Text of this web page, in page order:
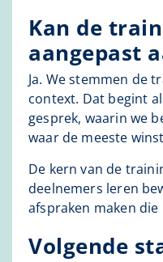
Kan de
aangepast
Ja. We stemmen de
context. Dat begint
gesprek, waarin we
waar de meeste
De kern van de
deelnemers leren
afspraken maken
Volgende